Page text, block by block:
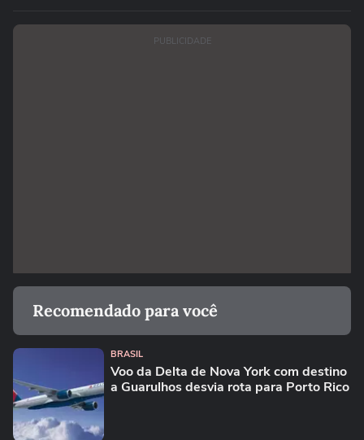
PUBLICIDADE
Recomendado para você
BRASIL
Voo da Delta de Nova York com destino
a Guarulhos desvia rota para Porto Rico